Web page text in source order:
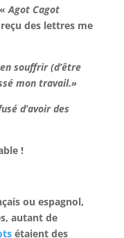
AgotCagot
des lettres me
souffrir (d’être
mon travail.»
d’avoir des
!
ou espagnol,
autant de
étaient des